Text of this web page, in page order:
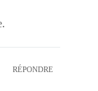
RÉPONDRE